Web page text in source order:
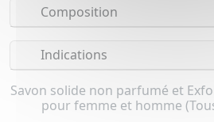
Composition
Indications
Savon solide non parfumé et
pour femme et homme